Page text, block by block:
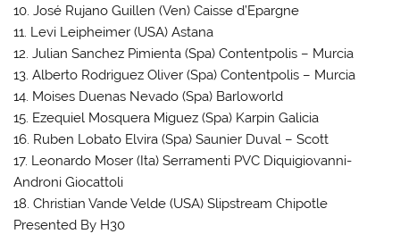
10. José Rujano Guillen (Ven) Caisse d’Epargne
11. Levi Leipheimer (USA) Astana
12. Julian Sanchez Pimienta (Spa) Contentpolis – Murcia
13. Alberto Rodriguez Oliver (Spa) Contentpolis – Murcia
14. Moises Duenas Nevado (Spa) Barloworld
15. Ezequiel Mosquera Miguez (Spa) Karpin Galicia
16. Ruben Lobato Elvira (Spa) Saunier Duval – Scott
17. Leonardo Moser (Ita) Serramenti PVC Diquigiovanni-
Androni Giocattoli
18. Christian Vande Velde (USA) Slipstream Chipotle
Presented By H30